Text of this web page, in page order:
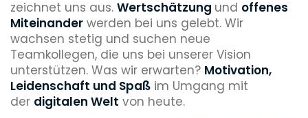
zeichnet uns aus. Wertschätzung und offenes
Miteinander werden bei uns gelebt. Wir
wachsen stetig und suchen neue
Teamkollegen, die uns bei unserer Vision
unterstützen. Was wir erwarten? Motivation,
Leidenschaft und Spaß im Umgang mit
der digitalen Welt von heute.